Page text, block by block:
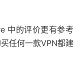
中的评价更有参考
任何一款VPN都建